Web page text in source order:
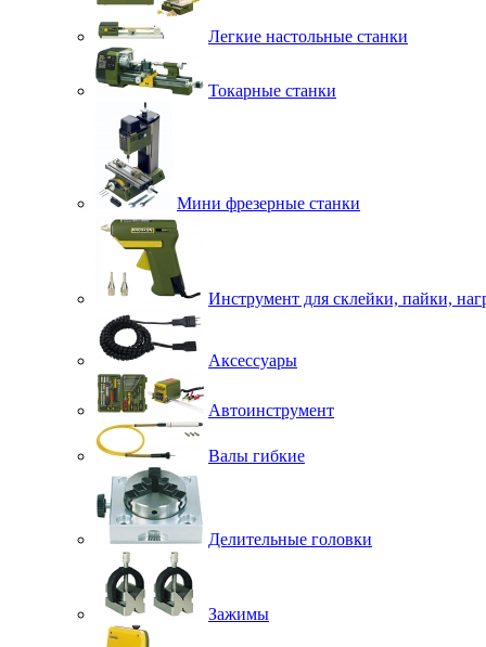
Легкие настольные станки
Токарные станки
Мини фрезерные станки
Инструмент для склейки, пайки,
Аксессуары
Автоинструмент
Валы гибкие
Делительные головки
Зажимы